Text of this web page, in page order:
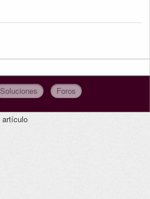
Soluciones Foros